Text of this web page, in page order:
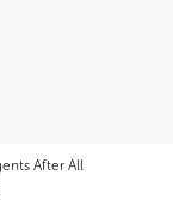
After All